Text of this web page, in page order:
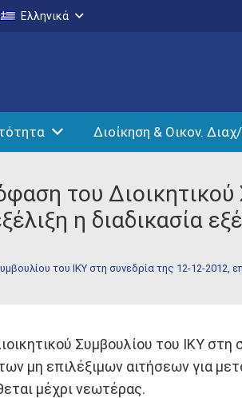
Ελληνικά
Διοίκηση & Οικον.
του
η διαδικασία
του ΙΚΥ στη συνεδρία της 12-12-2012,
Συμβουλίου του ΙΚΥ στη
μη επιλέξιμων αιτήσεων για
μέχρι νεωτέρας.